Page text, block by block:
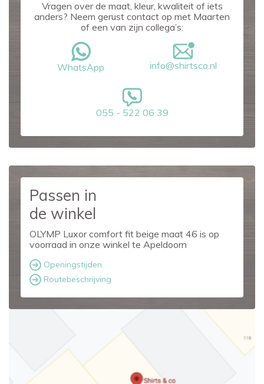
Vragen over de maat, kleur, kwaliteit of iets
anders? Neem gerust contact op met Maarten
of een van zijn collega’s:
WhatsApp info@shirtsco.nl
055 - 522 06 39
Passen in
de winkel
OLYMP Luxor comfort fit beige maat 46 is op
voorraad in onze winkel te Apeldoorn
Openingstijden
Routebeschrijving